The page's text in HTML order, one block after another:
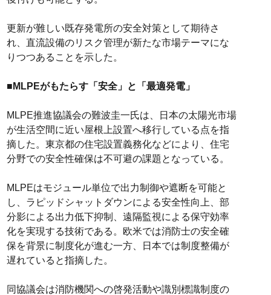
更新が難しい既存発電所の安全対策として期待さ
れ、直流設備のリスク管理が新たな市場テーマにな
りつつあることを示した。
■MLPEがもたらす「安全」と「最適発電」
MLPE推進協議会の難波圭一氏は、日本の太陽光市場
が生活空間に近い屋根上設置へ移行している点を指
摘した。東京都の住宅設置義務化などにより、住宅
分野での安全性確保は不可避の課題となっている。
MLPEはモジュール単位で出力制御や遮断を可能と
し、ラピッドシャットダウンによる安全性向上、部
分影による出力低下抑制、遠隔監視による保守効率
化を実現する技術である。欧米では消防士の安全確
保を背景に制度化が進む一方、日本では制度整備が
遅れていると指摘した。
同協議会は消防機関への啓発活動や識別標識制度の